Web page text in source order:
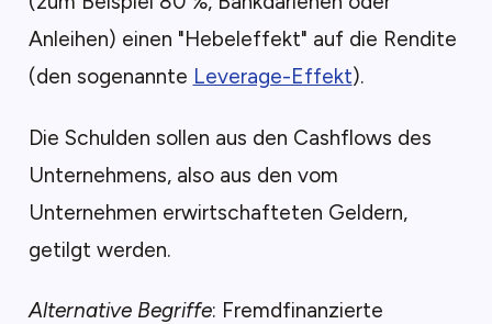
Anleihen) einen "Hebeleffekt" auf die Rendite
(den sogenannte Leverage-Effekt).
Die Schulden sollen aus den Cashflows des
Unternehmens, also aus den vom
Unternehmen erwirtschafteten Geldern,
getilgt werden.
Alternative Begriffe: Fremdfinanzierte